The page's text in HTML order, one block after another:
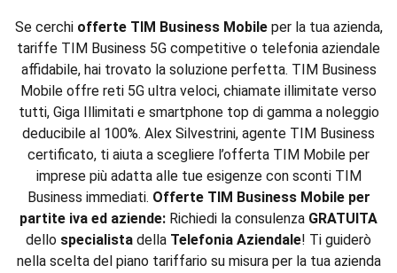
Se cerchi offerte TIM Business Mobileper la tua azienda,
tariffe TIM Business 5G competitive o telefonia aziendale
affidabile, hai trovato la soluzione perfetta. TIM Business
Mobile offre reti 5G ultra veloci, chiamate illimitate verso
tutti, Giga Illimitati e smartphone top di gamma a noleggio
deducibile al 100%. Alex Silvestrini, agente TIM Business
certificato, ti aiuta a scegliere l’offerta TIM Mobile per
imprese più adatta alle tue esigenze con sconti TIM
Business immediati. Offerte TIM Business Mobile per
partite iva ed aziende: Richiedi la consulenza GRATUITA
dello specialista della Telefonia Aziendale! Ti guiderò
nella scelta del piano tariffario su misura per la tua azienda